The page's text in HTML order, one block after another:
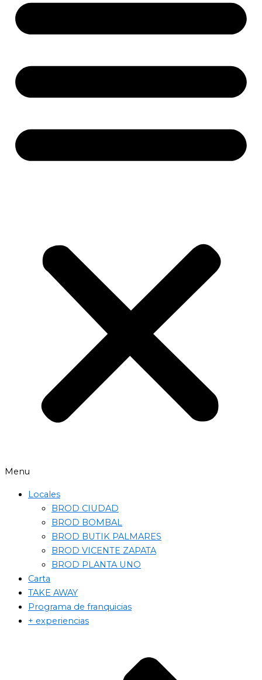
Menu
Locales
BROD CIUDAD
BROD BOMBAL
BROD BUTIK PALMARES
BROD VICENTE ZAPATA
BROD PLANTA UNO
Carta
TAKE AWAY
Programa de franquicias
+ experiencias